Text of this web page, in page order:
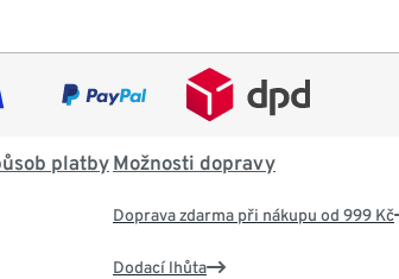
platby Možnosti dopravy
Doprava zdarma při nákupu od 999 Kč
Dodací lhůta